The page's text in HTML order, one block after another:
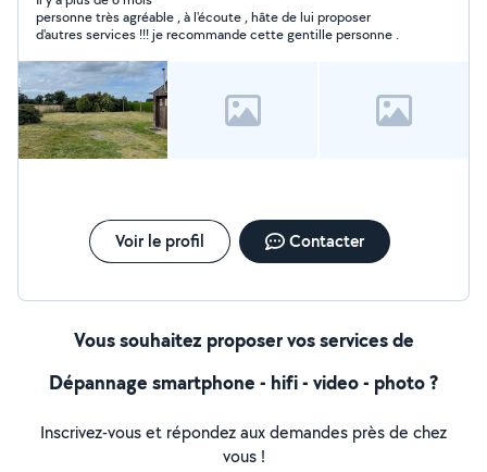
personne très agréable , à l'écoute , hâte de lui proposer
d'autres services !!! je recommande cette gentille personne .
Voir le profil Contacter
Vous souhaitez proposer vos services de
Dépannage smartphone - hifi - video - photo ?
Inscrivez-vous et répondez aux demandes près de chez
vous !